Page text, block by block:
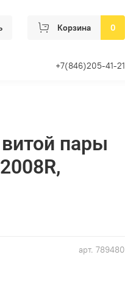
Корзина 0
+7(846)205-41-21
арт. 789480
пары